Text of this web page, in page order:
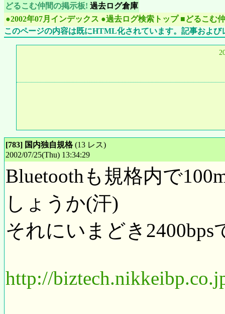
どるこむ仲間の掲示板! 過去ログ倉庫
●2002年07月インデックス ●過去ログ検索トップ ■どるこむ
このページの内容は既にHTML化されています。記事およ
[783] 国内独自規格(13 レス)
2002/07/25(Thu) 13:34:29
Bluetoothも規格内で
しょうか(汗)
それにいまどき2400bps
http://